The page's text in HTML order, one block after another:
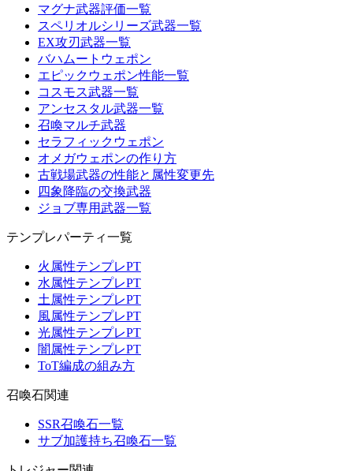
マグナ武器評価一覧
スペリオルシリーズ武器一覧
EX攻刃武器一覧
バハムートウェポン
エピックウェポン性能一覧
コスモス武器一覧
アンセスタル武器一覧
召喚マルチ武器
セラフィックウェポン
オメガウェポンの作り方
古戦場武器の性能と属性変更先
四象降臨の交換武器
ジョブ専用武器一覧
テンプレパーティ一覧
火属性テンプレPT
水属性テンプレPT
土属性テンプレPT
風属性テンプレPT
光属性テンプレPT
闇属性テンプレPT
ToT編成の組み方
召喚石関連
SSR召喚石一覧
サブ加護持ち召喚石一覧